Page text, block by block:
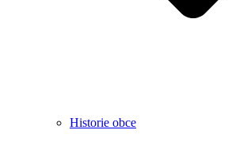
Historie obce